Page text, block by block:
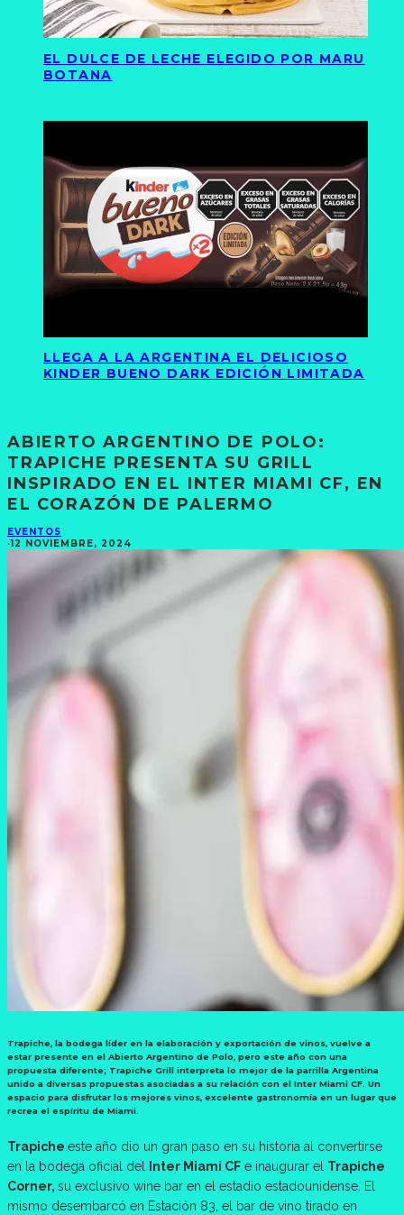
EL DULCE DE LECHE ELEGIDO POR MARU
BOTANA
LLEGA A LA ARGENTINA EL DELICIOSO
KINDER BUENO DARK EDICIÓN LIMITADA
ABIERTO ARGENTINO DE POLO:
TRAPICHE PRESENTA SU GRILL
INSPIRADO EN EL INTER MIAMI CF, EN
EL CORAZÓN DE PALERMO
EVENTOS
·12 NOVIEMBRE, 2024
Trapiche , la bodega líder en la elaboración y exportación de vinos, vuelve a
estar presente en el Abierto Argentino de Polo, pero este año con una
propuesta diferente; Trapiche Grill interpreta lo mejor de la parrilla Argentina
unido a diversas propuestas asociadas a su relación con el Inter Miami CF. Un
espacio para disfrutar los mejores vinos, excelente gastronomía en un lugar que
recrea el espíritu de Miami.
Trapiche este año dio un gran paso en su historia al convertirse
en la bodega oficial del Inter Miami CF e inaugurar el Trapiche
Corner, su exclusivo wine bar en el estadio estadounidense. El
mismo desembarcó en Estación 83, el bar de vino tirado en